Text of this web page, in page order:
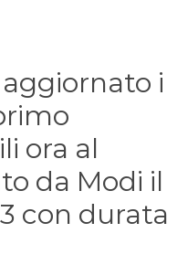
i
ora al
da Modi il
con durata